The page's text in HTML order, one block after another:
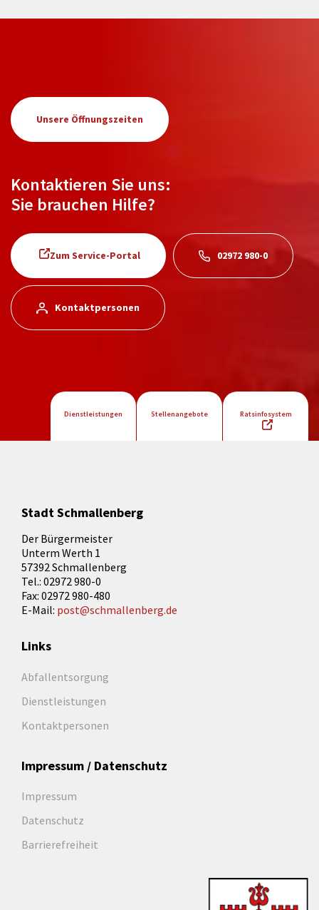
Unsere Öffnungszeiten
Kontaktieren Sie uns:
Sie brauchen Hilfe?
Zum Service-Portal 02972 980-0
Kontaktpersonen
Dienstleistungen Stellenangebote Ratsinfosystem
Stadt Schmallenberg
Der Bürgermeister
Unterm Werth 1
57392 Schmallenberg
Tel.: 02972 980-0
Fax: 02972 980-480
E-Mail: post@schmallenberg.de
Links
Abfallentsorgung
Dienstleistungen
Kontaktpersonen
Impressum / Datenschutz
Impressum
Datenschutz
Barrierefreiheit